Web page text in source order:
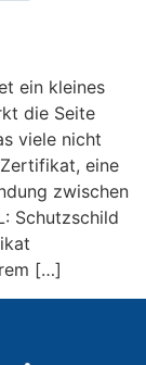
ein kleines
die Seite
viele nicht
eine
zwischen
Schutzschild
[…]